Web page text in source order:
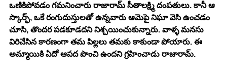
ఒణికిపోవడం గమనించారు రాజారామ్ సీతాలక్ష్మి దంపతులు. కానీ ఆ
స్కార్ఫ్, ఒకే రంగుదుస్తులతో ఉన్నవారు ఆమెపై నిఘా వెసి ఉంచడం
చూసి, తొందర పడకూడదని నిశ్చయించుకున్నారు. వాళ్ళ మనసు
విరిచేసిన కారణంగా తమ పిల్లలు తమకు కాకుండా పోయారు. ఈ
అమ్మాయికి ఏదో ఆపద పొంచి ఉందని గ్రహించాడు రాజారామ్.